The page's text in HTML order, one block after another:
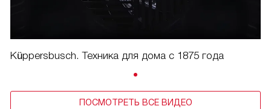
Küppersbusch. Техника для дома с 1875 года
ПОСМОТРЕТЬ ВСЕ ВИДЕО